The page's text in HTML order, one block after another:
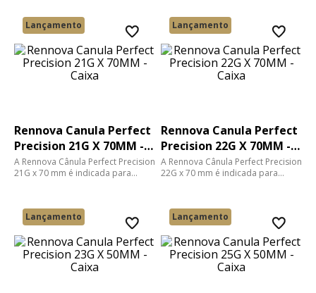
Lançamento
Rennova Canula Perfect
Precision 21G X 70MM -
Caixa
A Rennova Cânula Perfect Precision
21G x 70 mm é indicada para
Lançamento
Rennova Canula Perfect
Precision 22G X 70MM -
Caixa
A Rennova Cânula Perfect Precision
22G x 70 mm é indicada para
Lançamento
Lançamento